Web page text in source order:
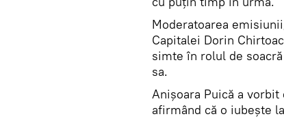
Moderatoarea
Capitalei Dorin
simte în rolul de
sa.
Anișoara Puică a
afirmând că o iubește